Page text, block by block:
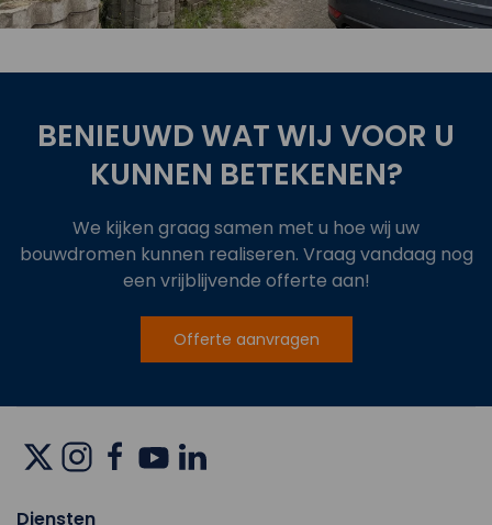
BENIEUWD WAT WIJ VOOR U
KUNNEN BETEKENEN?
We kijken graag samen met u hoe wij uw
bouwdromen kunnen realiseren. Vraag vandaag nog
een vrijblijvende offerte aan!
Offerte aanvragen
Diensten